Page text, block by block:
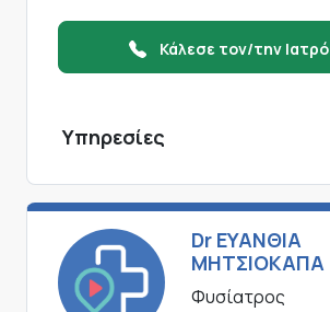
Κάλεσε τον/την Ιατρό
Υπηρεσίες
Dr ΕΥΑΝΘΙΑ
ΜΗΤΣΙΟΚΑΠΑ
Φυσίατρος